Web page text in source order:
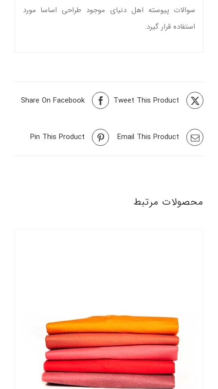
سوالات پیوسته اهل دنیای موجود طراحی اساسا مورد
استفاده قرار گیرد.
Share On Facebook Tweet This Product
Pin This Product Email This Product
محصولات مرتبط